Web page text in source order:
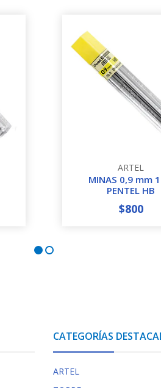
ARTEL
MINAS 0,9 mm
PENTEL HB
+
$800
CATEGORÍAS
ARTEL